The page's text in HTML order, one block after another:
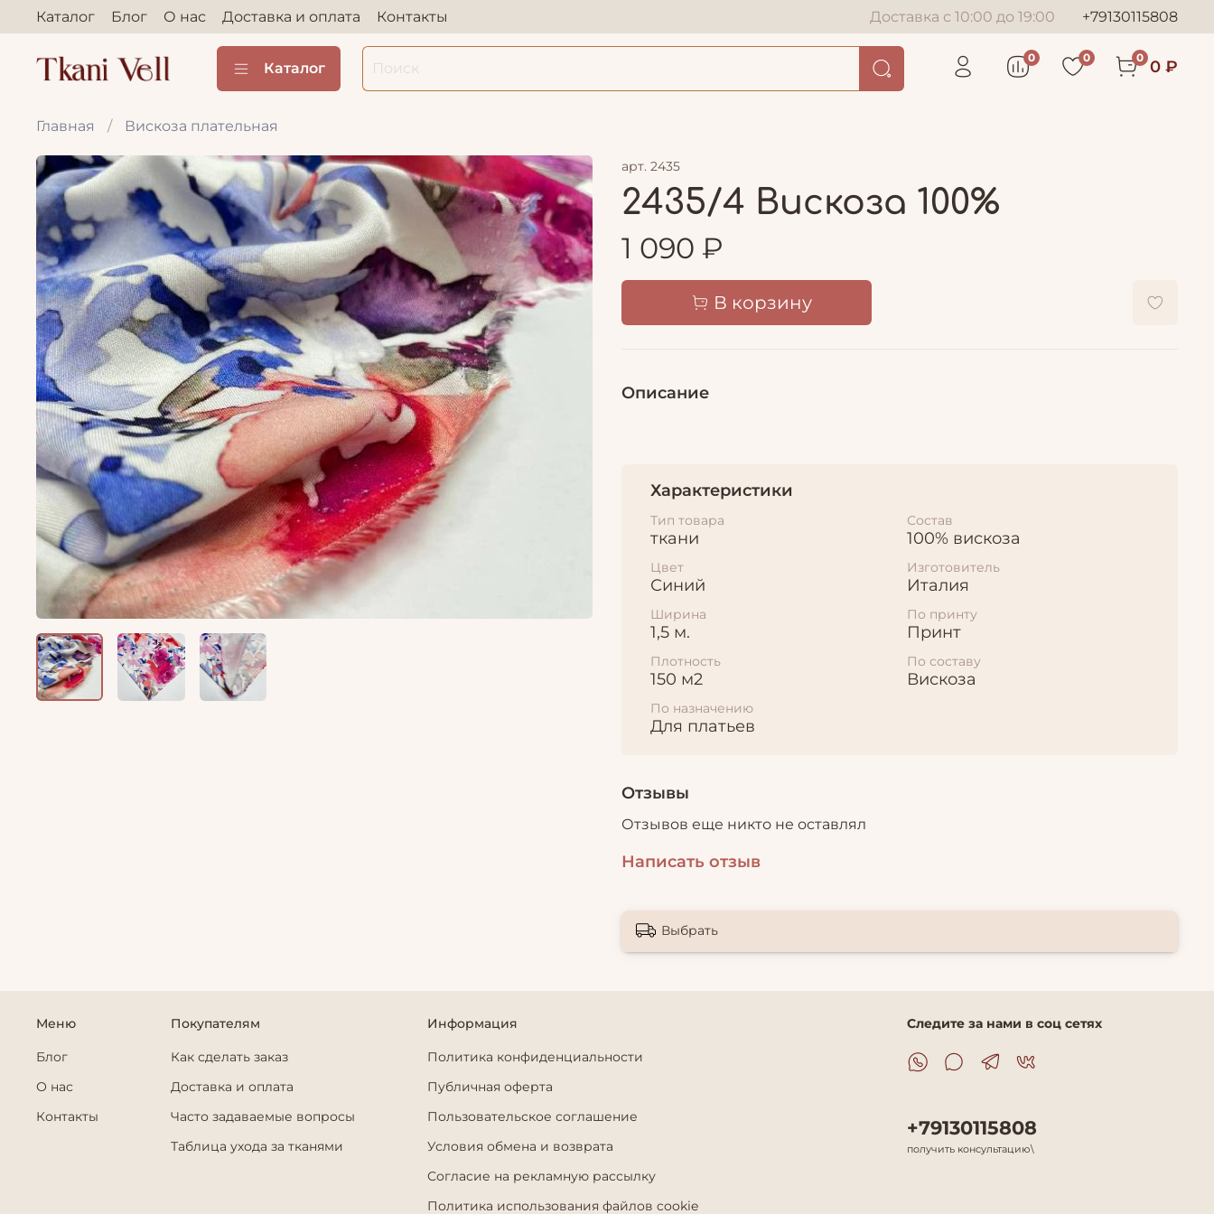
Каталог Блог О нас Доставка и оплата Контакты Доставка с 10:00 до 19:00 +79130115808
Каталог
0 0 0 0 ₽
Главная Вискоза плательная
арт. 2435
2435/4 Вискоза 100%
1 090 ₽
В корзину
Описание
Характеристики
Тип товара
ткани
Состав
100% вискоза
Цвет
Синий
Изготовитель
Италия
Ширина
1,5 м.
По принту
Принт
Плотность
150 м2
По составу
Вискоза
По назначению
Для платьев
Отзывы
Отзывов еще никто не оставлял
Написать отзыв
Выбрать
Меню
Блог
О нас
Контакты
Покупателям
Как сделать заказ
Доставка и оплата
Часто задаваемые вопросы
Таблица ухода за тканями
Информация
Политика конфиденциальности
Публичная оферта
Пользовательское соглашение
Условия обмена и возврата
Согласие на рекламную рассылку
Политика использования файлов cookie
Следите за нами в соц сетях
+79130115808
получить консультацию\